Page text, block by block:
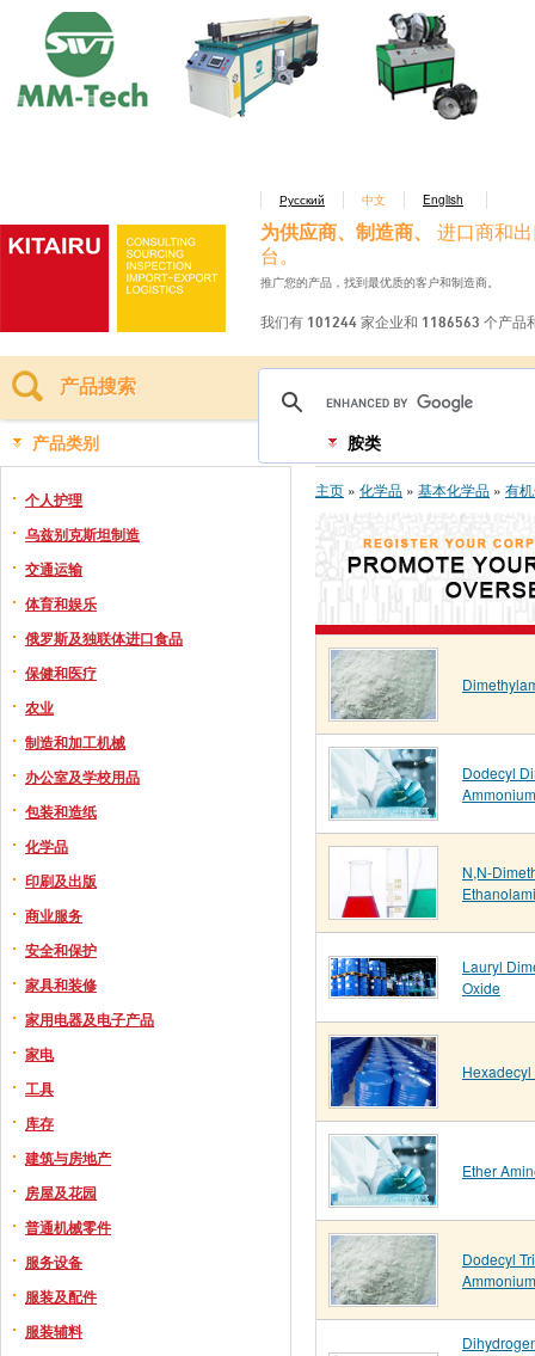
Русский 中文 English
为供应商、制造商、
进口商和
台。
推广您的产品，找到最优质的客户和制造商。
我们有 101244 家企业和 1186563 个产品
产品搜索
产品类别
个人护理
乌兹别克斯坦制造
交通运输
体育和娱乐
俄罗斯及独联体进口食品
保健和医疗
农业
制造和加工机械
办公室及学校用品
包装和造纸
化学品
印刷及出版
商业服务
安全和保护
家具和装修
家用电器及电子产品
家电
工具
库存
建筑与房地产
房屋及花园
普通机械零件
服务设备
服装及配件
服装辅料
胺类
主页 » 化学品 » 基本化学品 » 有
Dodecyl
N,N-
Lauryl
Oxide
Ether
Dodecyl